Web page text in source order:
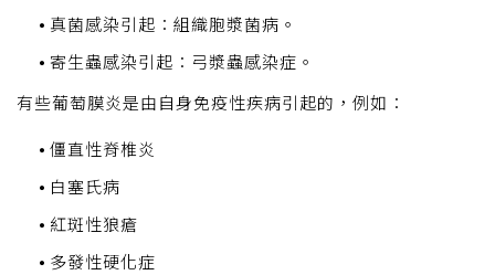
真菌感染引起：組織胞漿菌病。
寄生蟲感染引起：弓漿蟲感染症。
有些葡萄膜炎是由自身免疫性疾病引起的，例如：
僵直性脊椎炎
白塞氏病
紅斑性狼瘡
多發性硬化症